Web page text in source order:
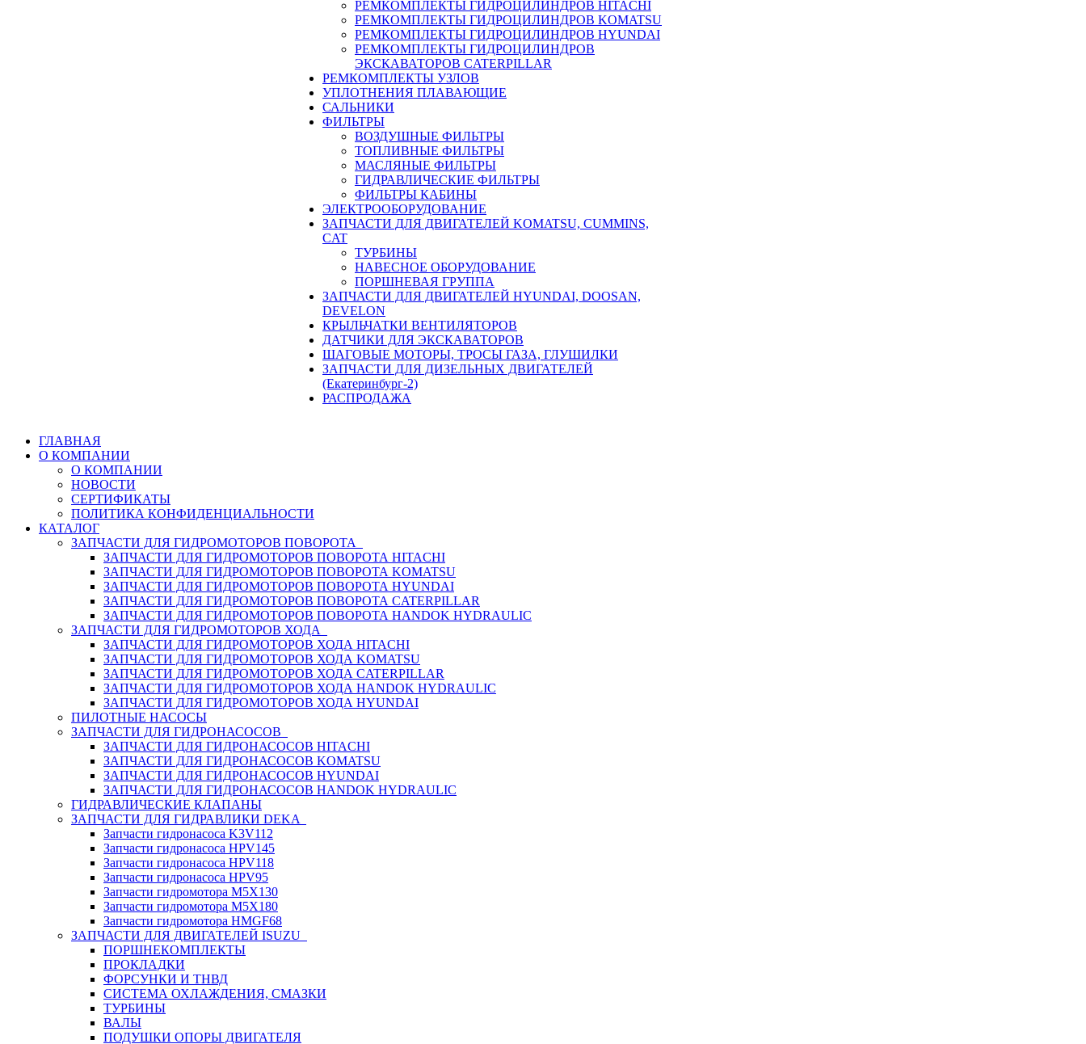
РЕМКОМПЛЕКТЫ ГИДРОЦИЛИНДРОВ HITACHI
РЕМКОМПЛЕКТЫ ГИДРОЦИЛИНДРОВ KOMATSU
РЕМКОМПЛЕКТЫ ГИДРОЦИЛИНДРОВ HYUNDAI
РЕМКОМПЛЕКТЫ ГИДРОЦИЛИНДРОВ
ЭКСКАВАТОРОВ CATERPILLAR
РЕМКОМПЛЕКТЫ УЗЛОВ
УПЛОТНЕНИЯ ПЛАВАЮЩИЕ
САЛЬНИКИ
ФИЛЬТРЫ
ВОЗДУШНЫЕ ФИЛЬТРЫ
ТОПЛИВНЫЕ ФИЛЬТРЫ
МАСЛЯНЫЕ ФИЛЬТРЫ
ГИДРАВЛИЧЕСКИЕ ФИЛЬТРЫ
ФИЛЬТРЫ КАБИНЫ
ЭЛЕКТРООБОРУДОВАНИЕ
ЗАПЧАСТИ ДЛЯ ДВИГАТЕЛЕЙ KOMATSU, CUMMINS,
CAT
ТУРБИНЫ
НАВЕСНОЕ ОБОРУДОВАНИЕ
ПОРШНЕВАЯ ГРУППА
ЗАПЧАСТИ ДЛЯ ДВИГАТЕЛЕЙ HYUNDAI, DOOSAN,
DEVELON
КРЫЛЬЧАТКИ ВЕНТИЛЯТОРОВ
ДАТЧИКИ ДЛЯ ЭКСКАВАТОРОВ
ШАГОВЫЕ МОТОРЫ, ТРОСЫ ГАЗА, ГЛУШИЛКИ
ЗАПЧАСТИ ДЛЯ ДИЗЕЛЬНЫХ ДВИГАТЕЛЕЙ
(Екатеринбург-2)
РАСПРОДАЖА
ГЛАВНАЯ
О КОМПАНИИ
О КОМПАНИИ
НОВОСТИ
СЕРТИФИКАТЫ
ПОЛИТИКА КОНФИДЕНЦИАЛЬНОСТИ
КАТАЛОГ
ЗАПЧАСТИ ДЛЯ ГИДРОМОТОРОВ ПОВОРОТА
ЗАПЧАСТИ ДЛЯ ГИДРОМОТОРОВ ПОВОРОТА HITACHI
ЗАПЧАСТИ ДЛЯ ГИДРОМОТОРОВ ПОВОРОТА KOMATSU
ЗАПЧАСТИ ДЛЯ ГИДРОМОТОРОВ ПОВОРОТА HYUNDAI
ЗАПЧАСТИ ДЛЯ ГИДРОМОТОРОВ ПОВОРОТА CATERPILLAR
ЗАПЧАСТИ ДЛЯ ГИДРОМОТОРОВ ПОВОРОТА HANDOK HYDRAULIC
ЗАПЧАСТИ ДЛЯ ГИДРОМОТОРОВ ХОДА
ЗАПЧАСТИ ДЛЯ ГИДРОМОТОРОВ ХОДА HITACHI
ЗАПЧАСТИ ДЛЯ ГИДРОМОТОРОВ ХОДА KOMATSU
ЗАПЧАСТИ ДЛЯ ГИДРОМОТОРОВ ХОДА CATERPILLAR
ЗАПЧАСТИ ДЛЯ ГИДРОМОТОРОВ ХОДА HANDOK HYDRAULIC
ЗАПЧАСТИ ДЛЯ ГИДРОМОТОРОВ ХОДА HYUNDAI
ПИЛОТНЫЕ НАСОСЫ
ЗАПЧАСТИ ДЛЯ ГИДРОНАСОСОВ
ЗАПЧАСТИ ДЛЯ ГИДРОНАСОСОВ HITACHI
ЗАПЧАСТИ ДЛЯ ГИДРОНАСОСОВ KOMATSU
ЗАПЧАСТИ ДЛЯ ГИДРОНАСОСОВ HYUNDAI
ЗАПЧАСТИ ДЛЯ ГИДРОНАСОСОВ HANDOK HYDRAULIC
ГИДРАВЛИЧЕСКИЕ КЛАПАНЫ
ЗАПЧАСТИ ДЛЯ ГИДРАВЛИКИ DEKA
Запчасти гидронасоса K3V112
Запчасти гидронасоса HPV145
Запчасти гидронасоса HPV118
Запчасти гидронасоса HPV95
Запчасти гидромотора M5X130
Запчасти гидромотора M5X180
Запчасти гидромотора HMGF68
ЗАПЧАСТИ ДЛЯ ДВИГАТЕЛЕЙ ISUZU
ПОРШНЕКОМПЛЕКТЫ
ПРОКЛАДКИ
ФОРСУНКИ И ТНВД
СИСТЕМА ОХЛАЖДЕНИЯ, СМАЗКИ
ТУРБИНЫ
ВАЛЫ
ПОДУШКИ ОПОРЫ ДВИГАТЕЛЯ